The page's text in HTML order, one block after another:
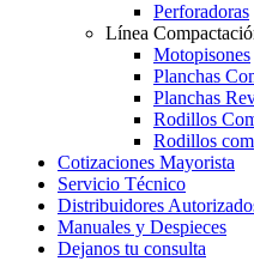
Perforadoras
Línea
Motopisones
Planchas
Planchas
Rodillos
Rodillos
Cotizaciones Mayorista
Servicio Técnico
Distribuidores
Manuales y Despieces
Dejanos tu consulta